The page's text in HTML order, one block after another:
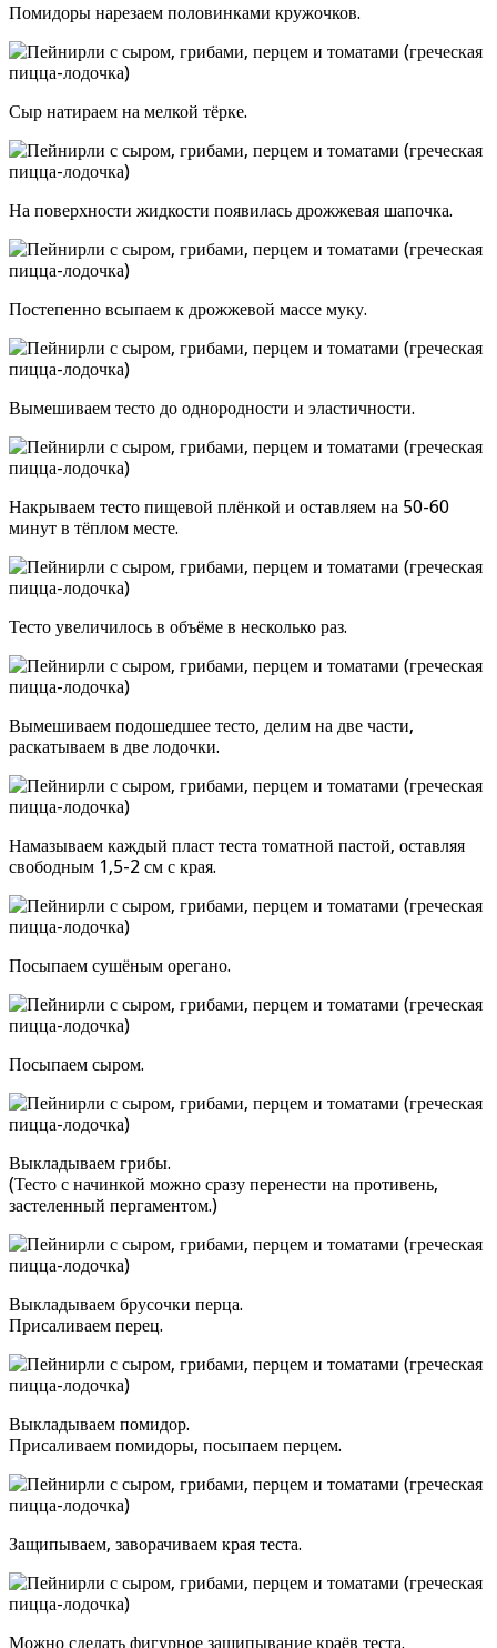
Помидоры нарезаем половинками кружочков.
Сыр натираем на мелкой тёрке.
На поверхности жидкости появилась дрожжевая шапочка.
Постепенно всыпаем к дрожжевой массе муку.
Вымешиваем тесто до однородности и эластичности.
Накрываем тесто пищевой плёнкой и оставляем на 50-60
минут в тёплом месте.
Тесто увеличилось в объёме в несколько раз.
Вымешиваем подошедшее тесто, делим на две части,
раскатываем в две лодочки.
Намазываем каждый пласт теста томатной пастой, оставляя
свободным 1,5-2 см с края.
Посыпаем сушёным орегано.
Посыпаем сыром.
Выкладываем грибы.
(Тесто с начинкой можно сразу перенести на противень,
застеленный пергаментом.)
Выкладываем брусочки перца.
Присаливаем перец.
Выкладываем помидор.
Присаливаем помидоры, посыпаем перцем.
Защипываем, заворачиваем края теста.
Можно сделать фигурное защипывание краёв теста.